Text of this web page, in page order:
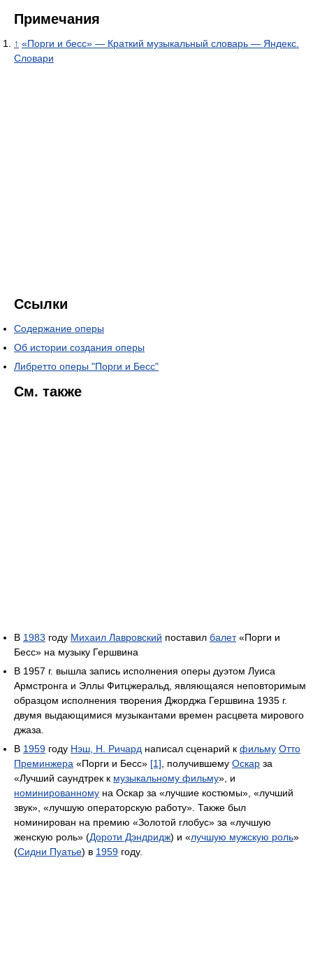
Примечания
↑ «Порги и бесс» — Краткий музыкальный словарь — Яндекс.
Словари
Ссылки
Содержание оперы
Об истории создания оперы
Либретто оперы "Порги и Бесс"
См. также
В 1983 году Михаил Лавровский поставил балет«Порги и
Бесс» на музыку Гершвина
В 1957 г. вышла запись исполнения оперы дуэтом Луиса
Армстронга и Эллы Фитцжеральд, являющаяся неповторимым
образцом исполнения творения Джорджа Гершвина 1935 г.
двумя выдающимися музыкантами времен расцвета мирового
джаза.
В 1959 году Нэш, Н. Ричард написал сценарий к фильму Отто
Преминжера «Порги и Бесс» [1] , получившему Оскар за
«Лучший саундтрек к музыкальному фильму», и
номинированному на Оскар за «лучшие костюмы», «лучший
звук», «лучшую операторскую работу». Также был
номинирован на премию «Золотой глобус» за «лучшую
женскую роль» (Дороти Дэндридж) и «лучшую мужскую роль»
(Сидни Пуатье) в 1959 году.